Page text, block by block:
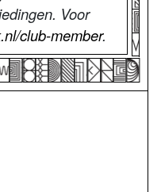
Voor
club-member.